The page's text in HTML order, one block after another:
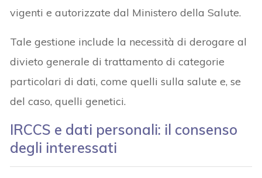
vigenti e autorizzate dal Ministero della Salute.
Tale gestione include la necessità di derogare al
divieto generale di trattamento di categorie
particolari di dati, come quelli sulla salute e, se
del caso, quelli genetici.
IRCCS e dati personali: il consenso
degli interessati